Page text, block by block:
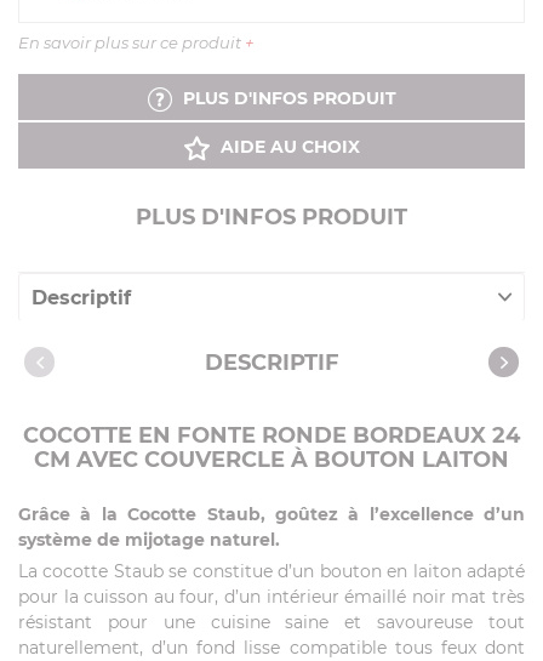
En savoir plus sur ce produit +
PLUS D'INFOS PRODUIT
AIDE AU CHOIX
PLUS D'INFOS PRODUIT
Descriptif
Caractéristiques DESCRIPTIF
COCOTTE EN FONTE RONDE BORDEAUX 24
CM AVEC COUVERCLE À BOUTON LAITON
Grâce à la Cocotte Staub, goûtez à l’excellence d’un
système de mijotage naturel.
La cocotte Staub se constitue d’un bouton en laiton adapté
pour la cuisson au four, d’un intérieur émaillé noir mat très
résistant pour une cuisine saine et savoureuse tout
naturellement, d’un fond lisse compatible tous feux dont